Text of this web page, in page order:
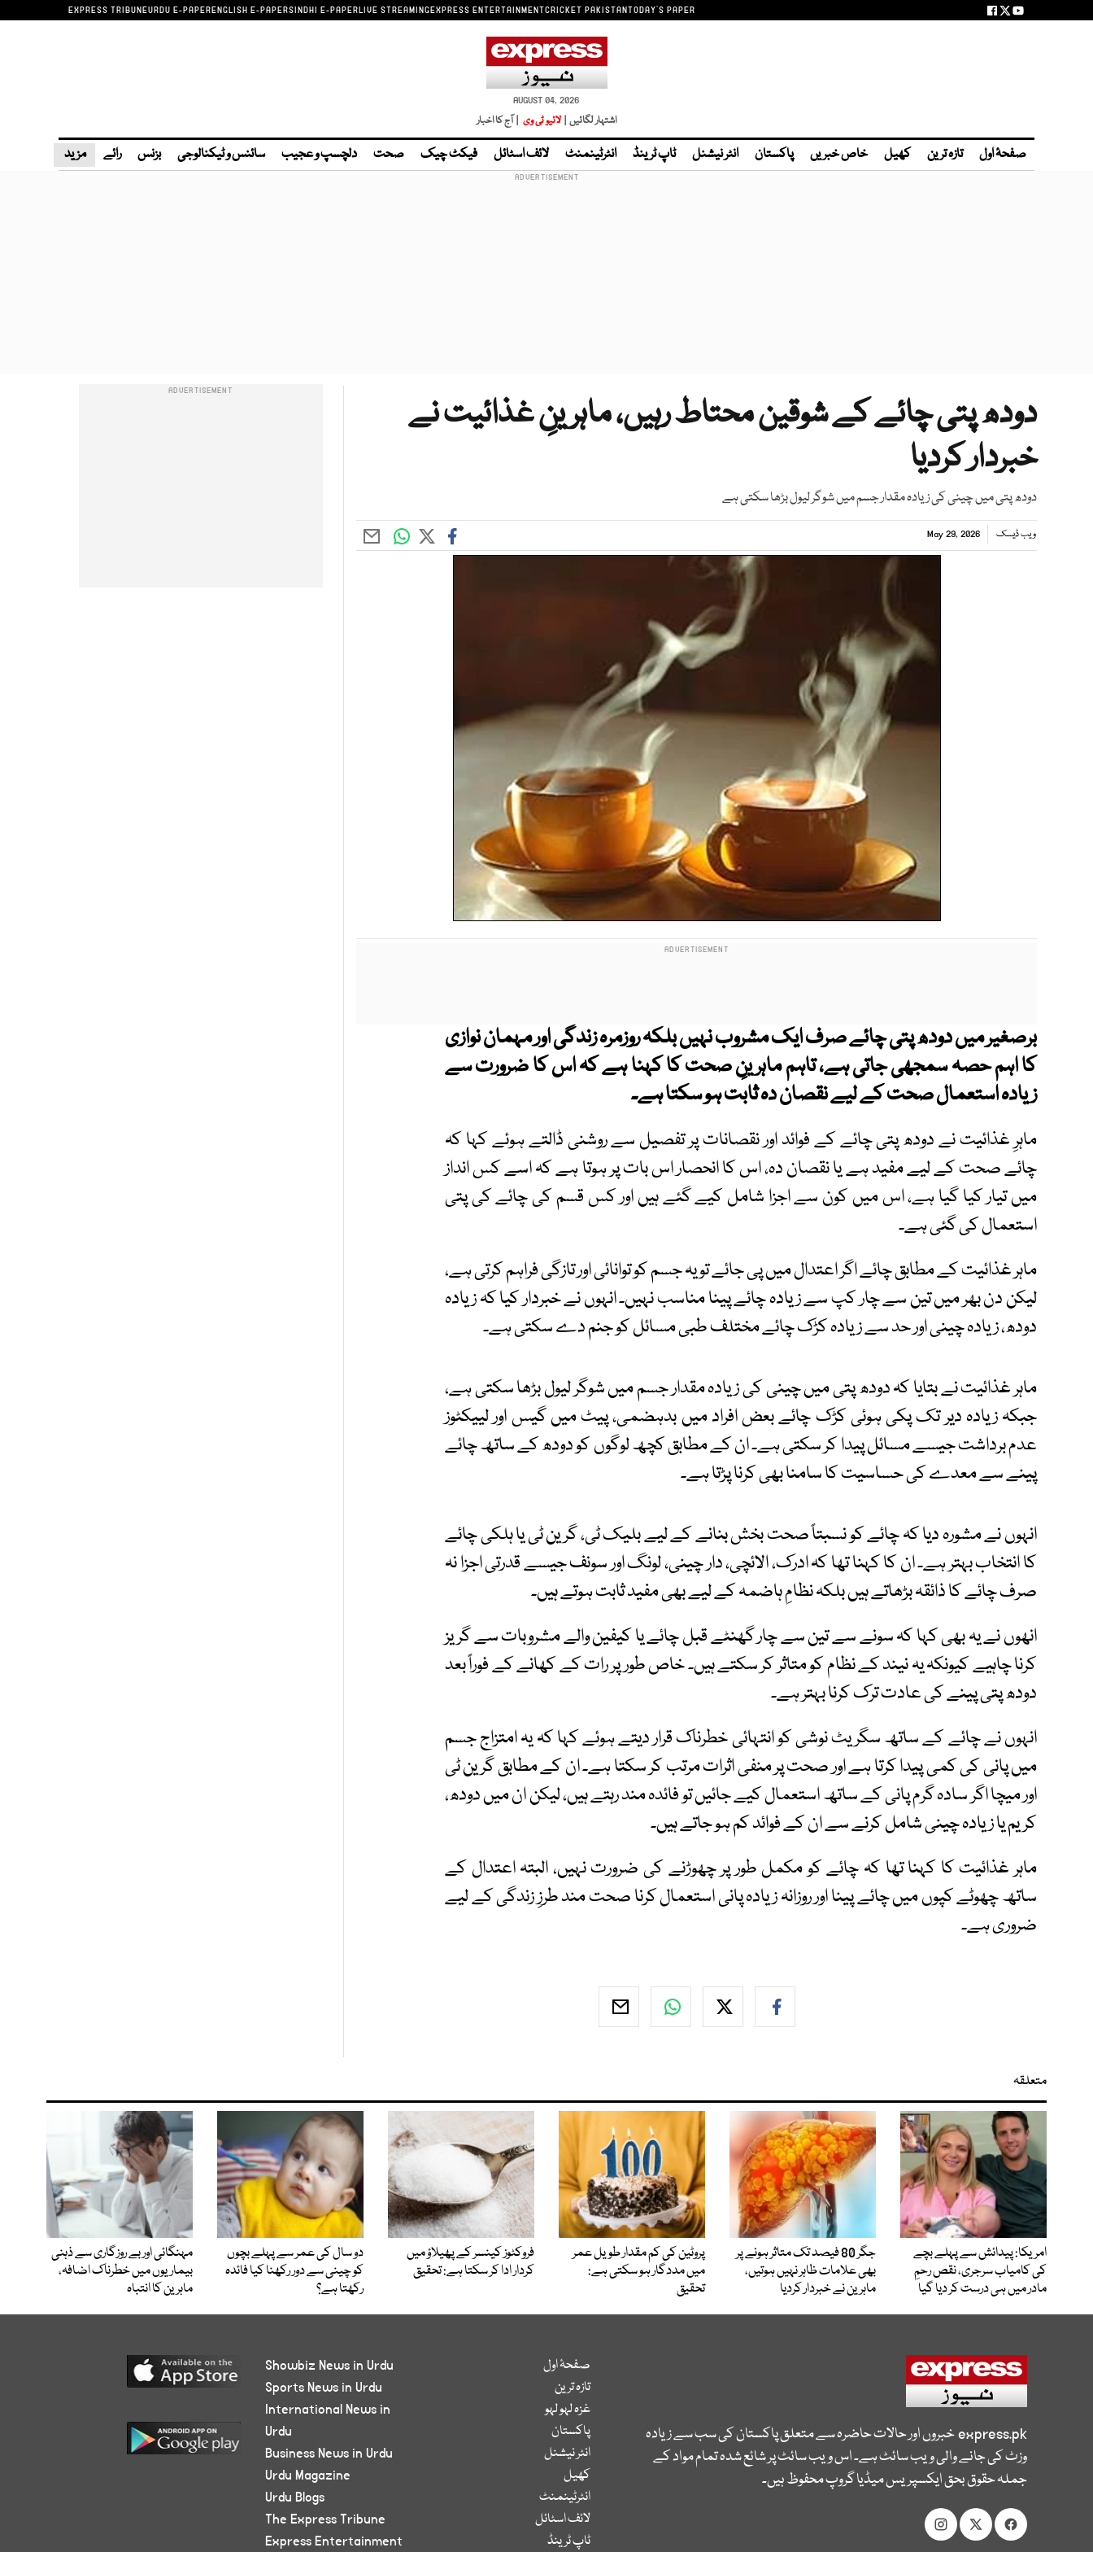
EXPRESS TRIBUNEURDU E-PAPERENGLISH E-PAPERSINDHI E-PAPERLIVE STREAMINGEXPRESS ENTERTAINMENTCRICKET PAKISTANTODAY'S PAPER
AUGUST 04, 2026
اشتہار لگائیں | لائیو ٹی وی | آج کا اخبار
صفحۂ اول تازہ ترین کھیل خاص خبریں پاکستان انٹر نیشنل ٹاپ ٹرینڈ انٹرٹینمنٹ لائف اسٹائل فیکٹ چیک صحت دلچسپ و عجیب سائنس و ٹیکنالوجی بزنس رائے مزید
دودھ پتی چائے کے شوقین محتاط رہیں، ماہرینِ غذائیت نے
خبردار کردیا
دودھ پتی میں چینی کی زیادہ مقدار جسم میں شوگر لیول بڑھا سکتی ہے
ویب ڈیسک May 29, 2026
برصغیر میں دودھ پتی چائے صرف ایک مشروب نہیں بلکہ روزمرہ زندگی اور مہمان نوازی
کا اہم حصہ سمجھی جاتی ہے، تاہم ماہرینِ صحت کا کہنا ہے کہ اس کا ضرورت سے
زیادہ استعمال صحت کے لیے نقصان دہ ثابت ہو سکتا ہے۔
ماہرِ غذائیت نے دودھ پتی چائے کے فوائد اور نقصانات پر تفصیل سے روشنی ڈالتے ہوئے کہا کہ
چائے صحت کے لیے مفید ہے یا نقصان دہ، اس کا انحصار اس بات پر ہوتا ہے کہ اسے کس انداز
میں تیار کیا گیا ہے، اس میں کون سے اجزا شامل کیے گئے ہیں اور کس قسم کی چائے کی پتی
استعمال کی گئی ہے۔
ماہر غذائیت کے مطابق چائے اگر اعتدال میں پی جائے تو یہ جسم کو توانائی اور تازگی فراہم کرتی ہے،
لیکن دن بھر میں تین سے چار کپ سے زیادہ چائے پینا مناسب نہیں۔ انہوں نے خبردار کیا کہ زیادہ
دودھ، زیادہ چینی اور حد سے زیادہ کڑک چائے مختلف طبی مسائل کو جنم دے سکتی ہے۔
ماہر غذائیت نے بتایا کہ دودھ پتی میں چینی کی زیادہ مقدار جسم میں شوگر لیول بڑھا سکتی ہے،
جبکہ زیادہ دیر تک پکی ہوئی کڑک چائے بعض افراد میں بدہضمی، پیٹ میں گیس اور لییکٹوز
عدم برداشت جیسے مسائل پیدا کر سکتی ہے۔ ان کے مطابق کچھ لوگوں کو دودھ کے ساتھ چائے
پینے سے معدے کی حساسیت کا سامنا بھی کرنا پڑتا ہے۔
انہوں نے مشورہ دیا کہ چائے کو نسبتاً صحت بخش بنانے کے لیے بلیک ٹی، گرین ٹی یا ہلکی چائے
کا انتخاب بہتر ہے۔ ان کا کہنا تھا کہ ادرک، الائچی، دار چینی، لونگ اور سونف جیسے قدرتی اجزا نہ
صرف چائے کا ذائقہ بڑھاتے ہیں بلکہ نظامِ ہاضمہ کے لیے بھی مفید ثابت ہوتے ہیں۔
انھوں نے یہ بھی کہا کہ سونے سے تین سے چار گھنٹے قبل چائے یا کیفین والے مشروبات سے گریز
کرنا چاہیے کیونکہ یہ نیند کے نظام کو متاثر کر سکتے ہیں۔ خاص طور پر رات کے کھانے کے فوراً بعد
دودھ پتی پینے کی عادت ترک کرنا بہتر ہے۔
انہوں نے چائے کے ساتھ سگریٹ نوشی کو انتہائی خطرناک قرار دیتے ہوئے کہا کہ یہ امتزاج جسم
میں پانی کی کمی پیدا کرتا ہے اور صحت پر منفی اثرات مرتب کر سکتا ہے۔ ان کے مطابق گرین ٹی
اور میچا اگر سادہ گرم پانی کے ساتھ استعمال کیے جائیں تو فائدہ مند رہتے ہیں، لیکن ان میں دودھ،
کریم یا زیادہ چینی شامل کرنے سے ان کے فوائد کم ہو جاتے ہیں۔
ماہر غذائیت کا کہنا تھا کہ چائے کو مکمل طور پر چھوڑنے کی ضرورت نہیں، البتہ اعتدال کے
ساتھ چھوٹے کپوں میں چائے پینا اور روزانہ زیادہ پانی استعمال کرنا صحت مند طرزِ زندگی کے لیے
ضروری ہے۔
متعلقہ
امریکا: پیدائش سے پہلے بچے
کی کامیاب سرجری، نقص رحمِ
مادر میں ہی درست کر دیا گیا
جگر 80 فیصد تک متاثر ہونے پر
بھی علامات ظاہر نہیں ہوتیں،
ماہرین نے خبردار کردیا
پروٹین کی کم مقدار طویل عمر
میں مددگار ہو سکتی ہے:
تحقیق
فروکٹوز کینسر کے پھیلاؤ میں
کردار ادا کر سکتا ہے: تحقیق
دو سال کی عمر سے پہلے بچوں
کو چینی سے دور رکھنا کیا فائدہ
رکھتا ہے؟
مہنگائی اور بے روزگاری سے ذہنی
بیماریوں میں خطرناک اضافہ،
ماہرین کا انتباہ
express.pkخبروں اور حالات حاضرہ سے متعلق پاکستان کی سب سے زیادہ
وزٹ کی جانے والی ویب سائٹ ہے۔ اس ویب سائٹ پر شائع شدہ تمام مواد کے
جملہ حقوق بحق ایکسپریس میڈیا گروپ محفوظ ہیں۔
صفحۂ اول
تازہ ترین
غزہ لہو لہو
پاکستان
انٹر نیشنل
کھیل
انٹرٹینمنٹ
لائف اسٹائل
ٹاپ ٹرینڈ
Showbiz News in Urdu
Sports News in Urdu
International News in
Urdu
Business News in Urdu
Urdu Magazine
Urdu Blogs
The Express Tribune
Express Entertainment